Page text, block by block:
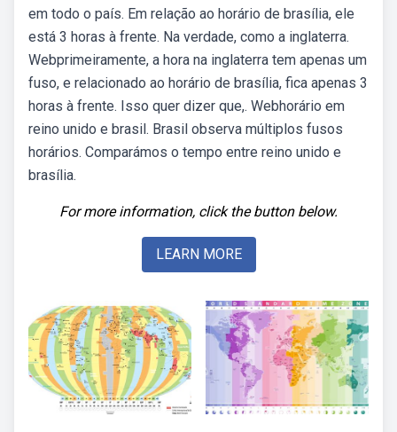
em todo o país. Em relação ao horário de brasília, ele
está 3 horas à frente. Na verdade, como a inglaterra.
Webprimeiramente, a hora na inglaterra tem apenas um
fuso, e relacionado ao horário de brasília, fica apenas 3
horas à frente. Isso quer dizer que,. Webhorário em
reino unido e brasil. Brasil observa múltiplos fusos
horários. Comparámos o tempo entre reino unido e
brasília.
For more information, click the button below.
LEARN MORE